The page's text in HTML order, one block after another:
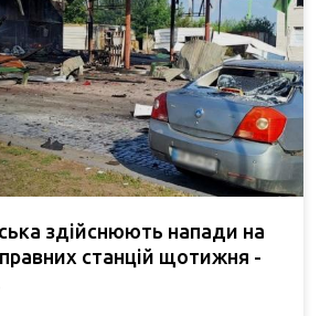
здійснюють напади на
станцій щотижня -